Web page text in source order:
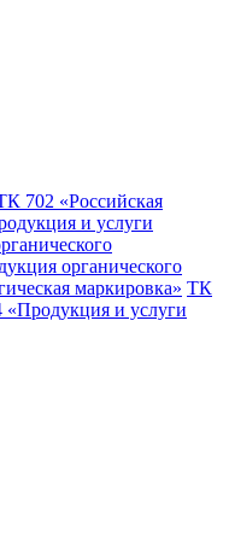
702 «Российская
и услуги
органического
маркировка» ТК
и услуги